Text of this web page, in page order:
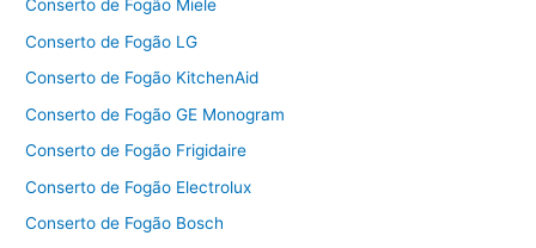
Conserto de Fogão Miele
Conserto de Fogão LG
Conserto de Fogão KitchenAid
Conserto de Fogão GE Monogram
Conserto de Fogão Frigidaire
Conserto de Fogão Electrolux
Conserto de Fogão Bosch